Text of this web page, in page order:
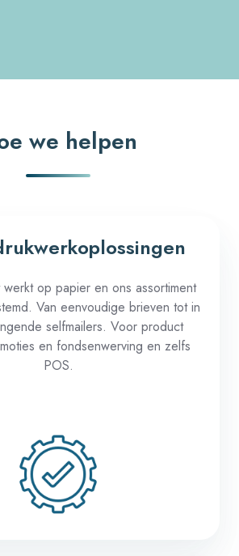
we helpen
werktop papier en ons assortiment
. Van eenvoudige brieven tot in
selfmailers. Voorproduct
en fondsenwerving en zelfs
POS.